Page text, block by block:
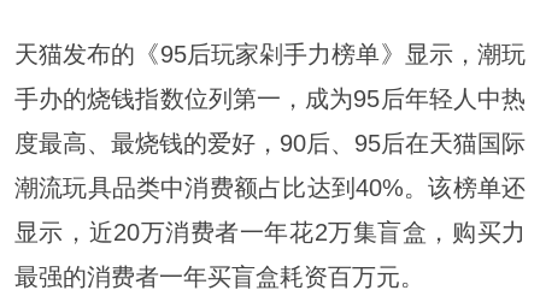
天猫发布的《95后玩家剁手力榜单》显示，潮玩
手办的烧钱指数位列第一，成为95后年轻人中热
度最高、最烧钱的爱好，90后、95后在天猫国际
潮流玩具品类中消费额占比达到40%。该榜单还
显示，近20万消费者一年花2万集盲盒，购买力
最强的消费者一年买盲盒耗资百万元。